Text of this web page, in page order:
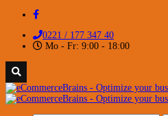
0221 / 177 347 40
Mo - Fr: 9:00 - 18:00